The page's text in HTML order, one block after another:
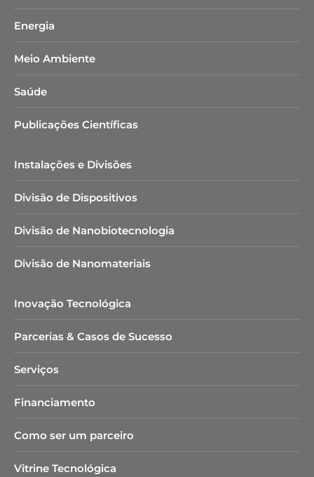
Energia
Meio Ambiente
Saúde
Publicações Científicas
Instalações e Divisões
Divisão de Dispositivos
Divisão de Nanobiotecnologia​
Divisão de Nanomateriais
Inovação Tecnológica
Parcerias & Casos de Sucesso
Serviços
Financiamento
Como ser um parceiro
Vitrine Tecnológica